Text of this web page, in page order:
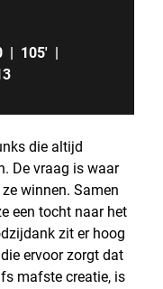
| 105' |
die altijd
De vraag is waar
winnen. Samen
een tocht naar het
zit er hoog
ervoor zorgt dat
mafste creatie, is